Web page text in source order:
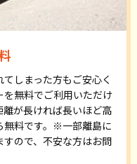
しまった方もご安心く
無料でご利用いただけ
が長ければ長いほど高
無料です。※一部離島に
ので、不安な方はお問